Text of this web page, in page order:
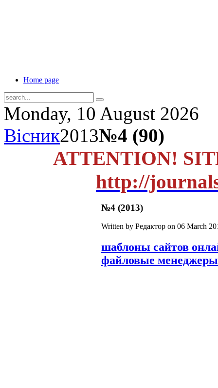
Home page
Monday, 10 August 2026
Вісник2013№4 (90)
ATTENTION!
http://
№4 (2013)
Written by Редактор on 06 March
шаблоны сайтов
файловые